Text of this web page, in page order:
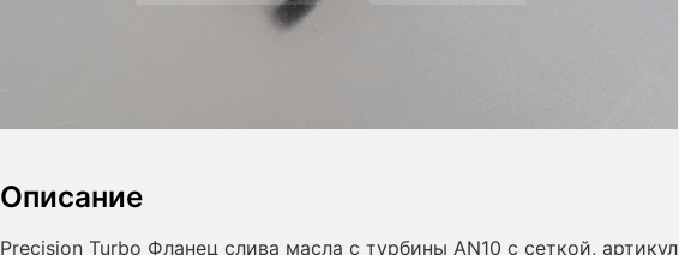
Описание
Precision Turbo Фланец слива масла с турбины AN10 с сеткой, артикул